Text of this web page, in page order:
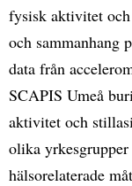
fysisk aktivitet
och sammanhang
data från
SCAPIS Umeå
aktivitet och
olika
hälsorelaterade